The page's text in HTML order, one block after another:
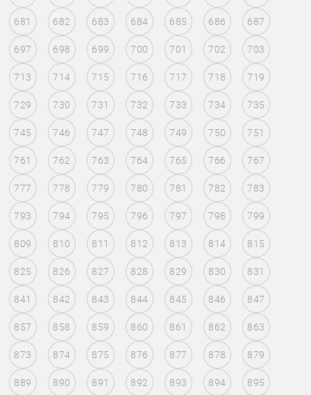
681 682 683 684 685 686 687
697 698 699 700 701 702 703
713 714 715 716 717 718 719
729 730 731 732 733 734 735
745 746 747 748 749 750 751
761 762 763 764 765 766 767
777 778 779 780 781 782 783
793 794 795 796 797 798 799
809 810 811 812 813 814 815
825 826 827 828 829 830 831
841 842 843 844 845 846 847
857 858 859 860 861 862 863
873 874 875 876 877 878 879
889 890 891 892 893 894 895